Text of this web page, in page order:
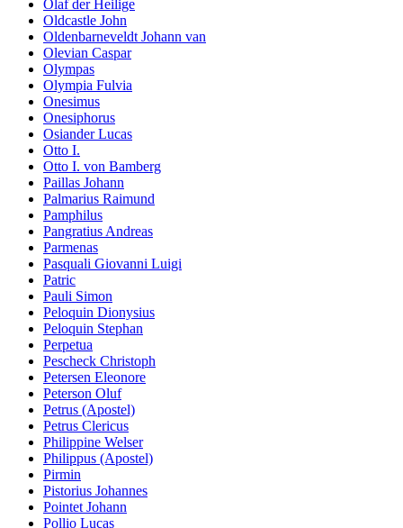
Olaf der Heilige
Oldcastle John
Oldenbarneveldt Johann van
Olevian Caspar
Olympas
Olympia Fulvia
Onesimus
Onesiphorus
Osiander Lucas
Otto I.
Otto I. von Bamberg
Paillas Johann
Palmarius Raimund
Pamphilus
Pangratius Andreas
Parmenas
Pasquali Giovanni Luigi
Patric
Pauli Simon
Peloquin Dionysius
Peloquin Stephan
Perpetua
Pescheck Christoph
Petersen Eleonore
Peterson Oluf
Petrus (Apostel)
Petrus Clericus
Philippine Welser
Philippus (Apostel)
Pirmin
Pistorius Johannes
Pointet Johann
Pollio Lucas